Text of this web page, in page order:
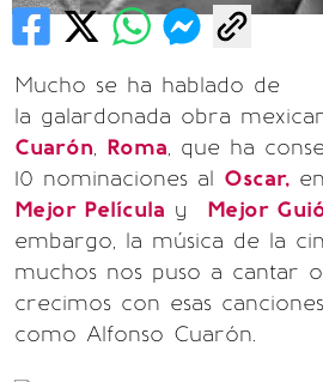
Mucho se ha hablado de
la galardonada obra
Cuarón, Roma, que ha
10 nominaciones al Oscar,
Mejor Película y Mejor
embargo, la música de la
muchos nos puso a cantar
crecimos con esas
como Alfonso Cuarón.